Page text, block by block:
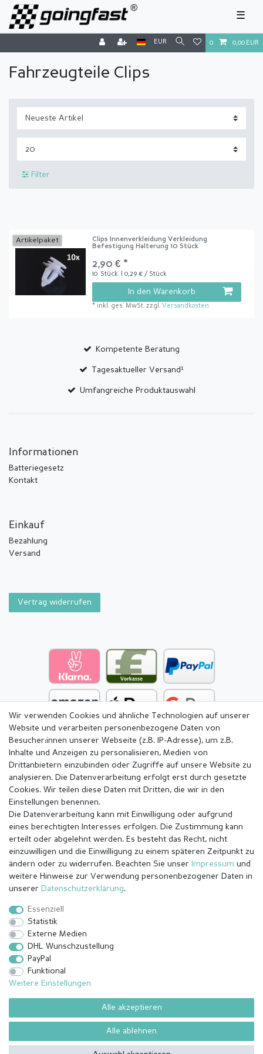
☰
EUR 0 0,00 EUR
Fahrzeugteile Clips
Filter
Artikelpaket
Clips Innenverkleidung Verkleidung
Befestigung Halterung 10 Stück
2,90 € *
10 Stück | 0,29 € / Stück
In den Warenkorb
* inkl. ges. MwSt. zzgl. Versandkosten
Kompetente Beratung
Tagesaktueller Versand¹
Umfangreiche Produktauswahl
Informationen
Batteriegesetz
Kontakt
Einkauf
Bezahlung
Versand
Vertrag widerrufen
Impressum Daten­schutz­erklärung
Barrierefreiheitserklärung
© Copyright 2026 | Alle Rechte vorbehalten.
¹ Alle bezahlten Bestellungen bis 14 Uhr werden am selben Tag (Mo-
Fr außer Feiertage) versendet außer angefertigte Ware
Wir verwenden Cookies und ähnliche Technologien auf unserer
Website und verarbeiten personenbezogene Daten von
Besucher:innen unserer Webseite (z.B. IP-Adresse), um z.B.
Inhalte und Anzeigen zu personalisieren, Medien von
Drittanbietern einzubinden oder Zugriffe auf unsere Website zu
analysieren. Die Datenverarbeitung erfolgt erst durch gesetzte
Cookies. Wir teilen diese Daten mit Dritten, die wir in den
Einstellungen benennen.
Die Datenverarbeitung kann mit Einwilligung oder aufgrund
eines berechtigten Interesses erfolgen. Die Zustimmung kann
erteilt oder abgelehnt werden. Es besteht das Recht, nicht
einzuwilligen und die Einwilligung zu einem späteren Zeitpunkt zu
ändern oder zu widerrufen. Beachten Sie unser Impressum und
weitere Hinweise zur Verwendung personenbezogener Daten in
unserer Daten­schutz­erklärung.
Essenziell
Statistik
Externe Medien
DHL Wunschzustellung
PayPal
Funktional
Weitere Einstellungen
Alle akzeptieren
Alle ablehnen